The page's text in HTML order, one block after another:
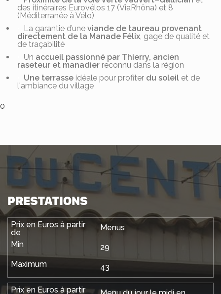
des itinéraires Eurovélos 17 (ViaRhôna) et 8
(Méditerranée à Vélo)
La garantie d’une viande de taureau provenant
directement de la Manade Félix, gage de qualité et
de traçabilité
Un accueil passionné par Thierry, ancien
raseteur et manadier reconnu dans la région
Une terrasse idéale pour profiter du soleil et de
l'ambiance du village
0
PRESTATIONS
Menus
29
43